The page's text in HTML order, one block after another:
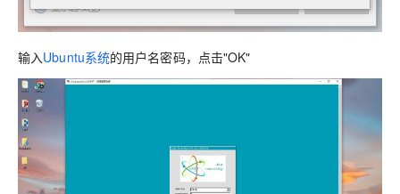
输入Ubuntu系统的用户名密码，点击"OK"